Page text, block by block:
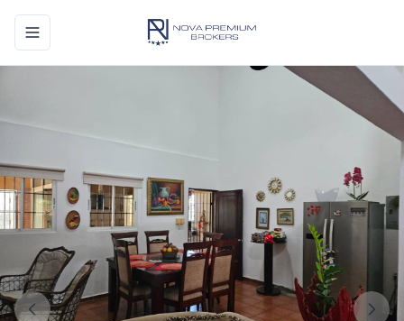
Toggle navigation menu